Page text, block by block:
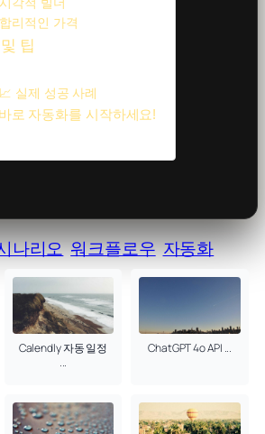
시각적 빌더
합리적인 가격
팁
📈 실제 성공 사례
로 자동화를 시작하세요!
나리오 워크플로우 자동화
Calendly 자동 일정
...
ChatGPT 4o API ...